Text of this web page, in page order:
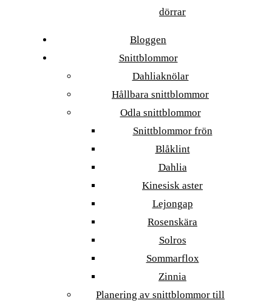
dörrar
Bloggen
Snittblommor
Dahliaknölar
Hållbara snittblommor
Odla snittblommor
Snittblommor frön
Blåklint
Dahlia
Kinesisk aster
Lejongap
Rosenskära
Solros
Sommarflox
Zinnia
Planering av snittblommor till